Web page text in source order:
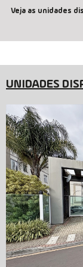
Veja as unidades
UNIDADES